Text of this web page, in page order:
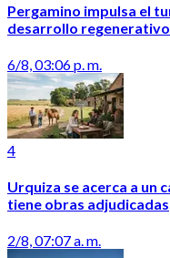
Pergamino impulsa el
desarrollo regenerativo
6/8, 03:06 p. m.
4
Urquiza se acerca a un
tiene obras adjudicadas
2/8, 07:07 a. m.